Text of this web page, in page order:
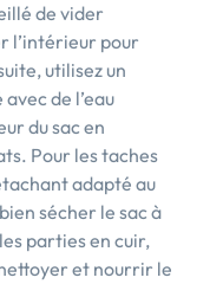
de vider
l’intérieur pour
utilisez un
de l’eau
du sac en
Pour les taches
adapté au
sécher le sac à
parties en cuir,
et nourrir le